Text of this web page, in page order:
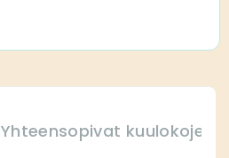
Yhteensopivat kuulokojeet